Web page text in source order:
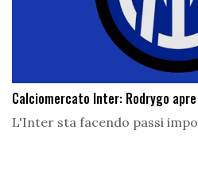
Calciomercato Inter: Rodrygo
L'Inter sta facendo passi